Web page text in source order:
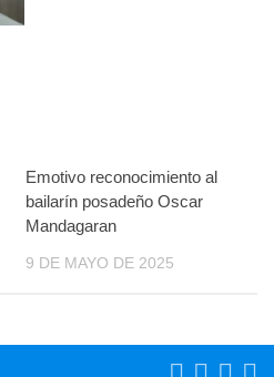
Emotivo reconocimiento al
bailarín posadeño Oscar
Mandagaran
9 DE MAYO DE 2025